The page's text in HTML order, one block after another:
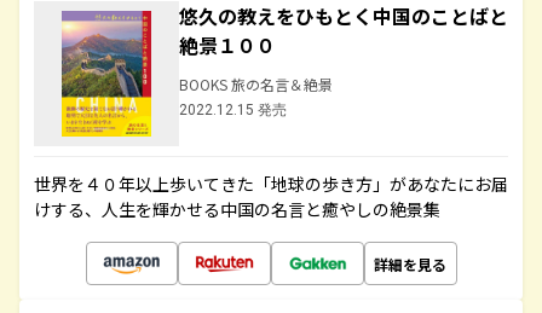
悠久の教えをひもとく中国のことばと
絶景１００
BOOKS 旅の名言＆絶景
2022.12.15 発売
世界を４０年以上歩いてきた「地球の歩き方」があなたにお届
けする、人生を輝かせる中国の名言と癒やしの絶景集
詳細を見る